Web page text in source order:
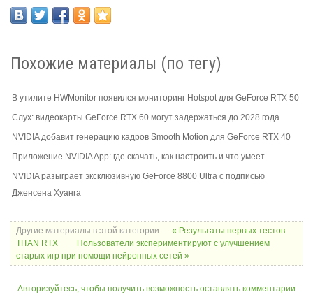
Похожие материалы (по тегу)
В утилите HWMonitor появился мониторинг Hotspot для GeForce RTX 50
Слух: видеокарты GeForce RTX 60 могут задержаться до 2028 года
NVIDIA добавит генерацию кадров Smooth Motion для GeForce RTX 40
Приложение NVIDIA App: где скачать, как настроить и что умеет
NVIDIA разыграет эксклюзивную GeForce 8800 Ultra с подписью
Дженсена Хуанга
Другие материалы в этой категории:
« Результаты первых тестов
TITAN RTX
Пользователи экспериментируют с улучшением
старых игр при помощи нейронных сетей »
Авторизуйтесь, чтобы получить возможность оставлять комментарии